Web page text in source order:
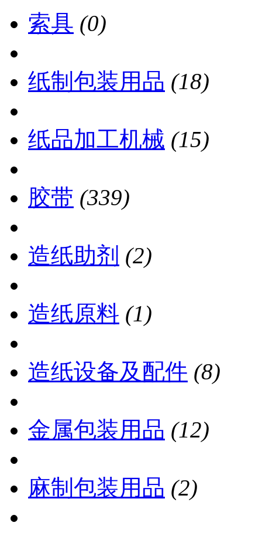
索具 (0)
纸制包装用品 (18)
纸品加工机械 (15)
胶带 (339)
造纸助剂 (2)
造纸原料 (1)
造纸设备及配件 (8)
金属包装用品 (12)
麻制包装用品 (2)